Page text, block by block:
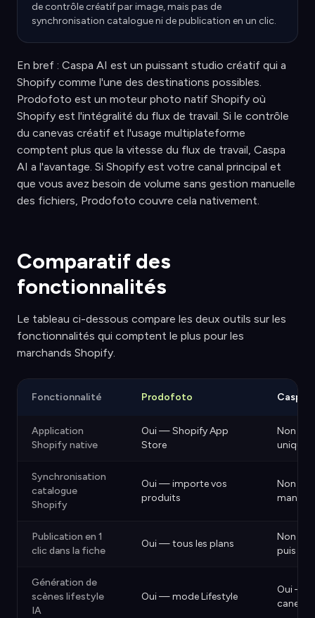
de contrôle créatif par image, mais pas de
synchronisation catalogue ni de publication en un clic.
En bref : Caspa AI est un puissant studio créatif qui a
Shopify comme l'une des destinations possibles.
Prodofoto est un moteur photo natif Shopify où
Shopify est l'intégralité du flux de travail. Si le contrôle
du canevas créatif et l'usage multiplateforme
comptent plus que la vitesse du flux de travail, Caspa
AI a l'avantage. Si Shopify est votre canal principal et
que vous avez besoin de volume sans gestion manuelle
des fichiers, Prodofoto couvre cela nativement.
Comparatif des
fonctionnalités
Le tableau ci-dessous compare les deux outils sur les
fonctionnalités qui comptent le plus pour les
marchands Shopify.
Fonctionnalité Prodofoto Caspa
Application
Shopify native
Oui — Shopify App
Store
Non —
Synchronisation
catalogue
Shopify
Oui — importe vos
produits
Non —
Publication en 1
clic dans la fiche
Oui — tous les plans
Non —
puis
Génération de
scènes lifestyle
IA
Oui — mode Lifestyle
Oui —
canevas